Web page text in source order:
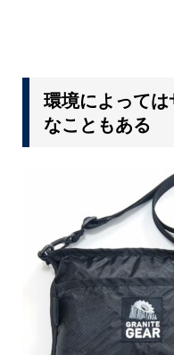
環境によって
なこともある